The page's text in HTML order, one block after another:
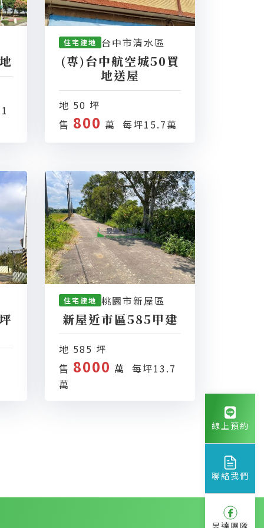
住宅建地 台中市清水區
(專)台中航空城50買
地送屋
地 50 坪
售 800 萬 每坪15.7萬
住宅建地 桃園市新屋區
新屋近市區585甲建
地 585 坪
售 8000 萬 每坪13.7
萬
線上預約
聯絡我們
昱達團隊